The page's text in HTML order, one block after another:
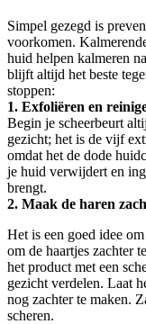
Simpel gezegd is
voorkomen.
huid helpen kalmeren
blijft altijd het beste
stoppen:
1. Exfoliëren en
Begin je scheerbeurt
gezicht; het is de vijf
omdat het de dode
je huid verwijdert en
brengt.
2. Maak de haren
Het is een goed idee
om de haartjes zachter
het product met een
gezicht verdelen. Laat
nog zachter te maken.
scheren.